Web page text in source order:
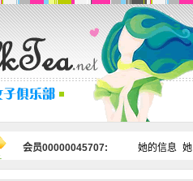
会员00000045707: 她的信息